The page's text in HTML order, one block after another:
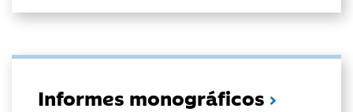
Informes monográficos